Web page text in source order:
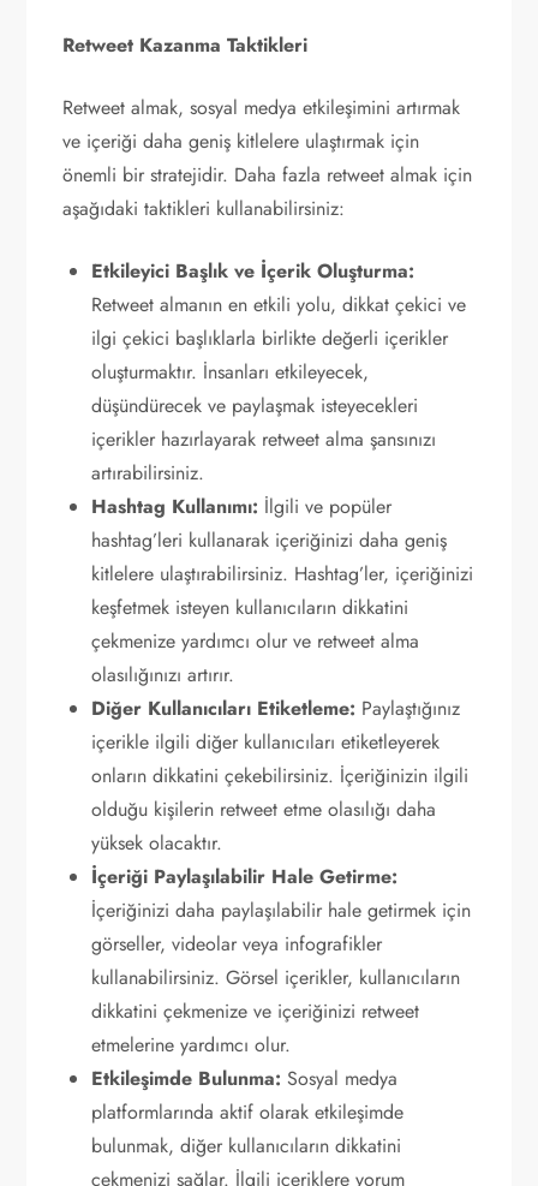
Retweet Kazanma Taktikleri
Retweet almak, sosyal medya etkileşimini artırmak
ve içeriği daha geniş kitlelere ulaştırmak için
önemli bir stratejidir. Daha fazla retweet almak için
aşağıdaki taktikleri kullanabilirsiniz:
Etkileyici Başlık ve İçerik Oluşturma:
Retweet almanın en etkili yolu, dikkat çekici ve
ilgi çekici başlıklarla birlikte değerli içerikler
oluşturmaktır. İnsanları etkileyecek,
düşündürecek ve paylaşmak isteyecekleri
içerikler hazırlayarak retweet alma şansınızı
artırabilirsiniz.
Hashtag Kullanımı: İlgili ve popüler
hashtag’leri kullanarak içeriğinizi daha geniş
kitlelere ulaştırabilirsiniz. Hashtag’ler, içeriğinizi
keşfetmek isteyen kullanıcıların dikkatini
çekmenize yardımcı olur ve retweet alma
olasılığınızı artırır.
Diğer Kullanıcıları Etiketleme: Paylaştığınız
içerikle ilgili diğer kullanıcıları etiketleyerek
onların dikkatini çekebilirsiniz. İçeriğinizin ilgili
olduğu kişilerin retweet etme olasılığı daha
yüksek olacaktır.
İçeriği Paylaşılabilir Hale Getirme:
İçeriğinizi daha paylaşılabilir hale getirmek için
görseller, videolar veya infografikler
kullanabilirsiniz. Görsel içerikler, kullanıcıların
dikkatini çekmenize ve içeriğinizi retweet
etmelerine yardımcı olur.
Etkileşimde Bulunma: Sosyal medya
platformlarında aktif olarak etkileşimde
bulunmak, diğer kullanıcıların dikkatini
çekmenizi sağlar. İlgili içeriklere yorum